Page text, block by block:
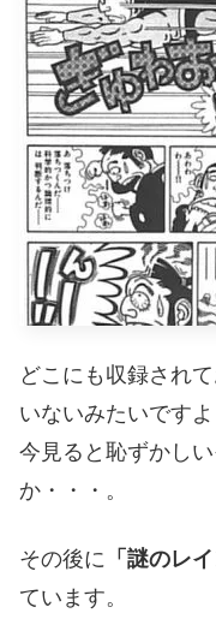
どこにも収録され
いないみたいですよ
今見ると恥ずかし
か・・・。
その後に 「謎のレ
ています。